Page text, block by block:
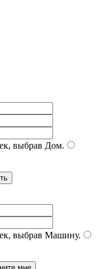
выбрав Дом.
выбрав Машину.